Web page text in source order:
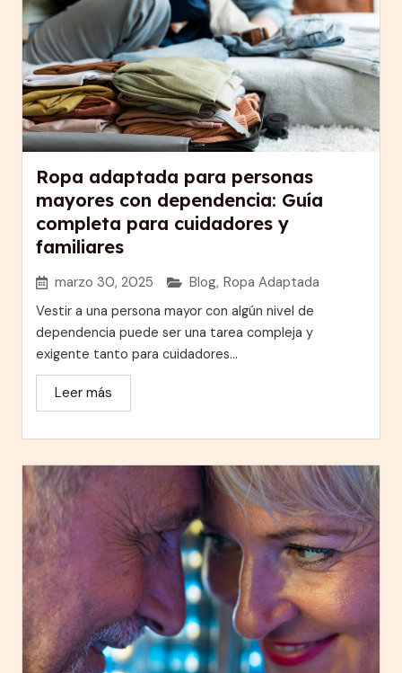
Ropa adaptada para personas
mayores con dependencia: Guía
completa para cuidadores y
familiares
marzo 30, 2025 Blog, Ropa Adaptada
Vestir a una persona mayor con algún nivel de
dependencia puede ser una tarea compleja y
exigente tanto para cuidadores...
Leer más